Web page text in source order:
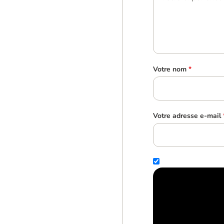
Votre nom *
Votre adresse e-mail